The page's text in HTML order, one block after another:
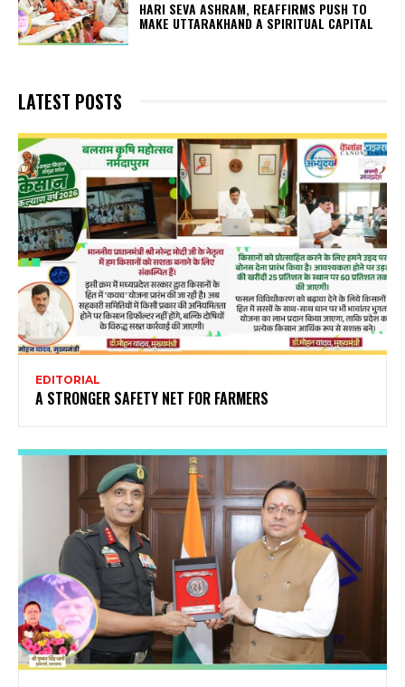
HARI SEVA ASHRAM, REAFFIRMS PUSH TO
MAKE UTTARAKHAND A SPIRITUAL CAPITAL
LATEST POSTS
EDITORIAL
A STRONGER SAFETY NET FOR FARMERS